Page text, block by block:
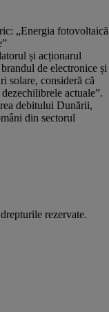
„Energia fotovoltaică
și acționarul
de electronice și
solare, consideră că
actuale”.
debitului Dunării,
din sectorul
rezervate.